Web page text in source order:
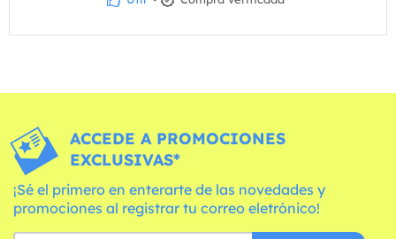
ACCEDE A PROMOCIONES
EXCLUSIVAS*
¡Sé el primero en enterarte de las novedades y
promociones al registrar tu correo eletrónico!